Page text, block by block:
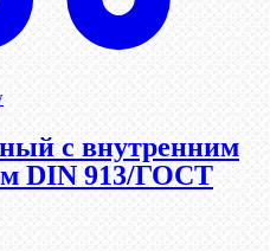
с внутренним
DIN 913/ГОСТ